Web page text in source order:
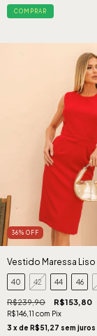
COMPRAR
36% OFF
Vestido Maressa Liso
40 42 44 46
R$239,90 R$153,80
R$146,11 com Pix
3 x de R$51,27 sem juros